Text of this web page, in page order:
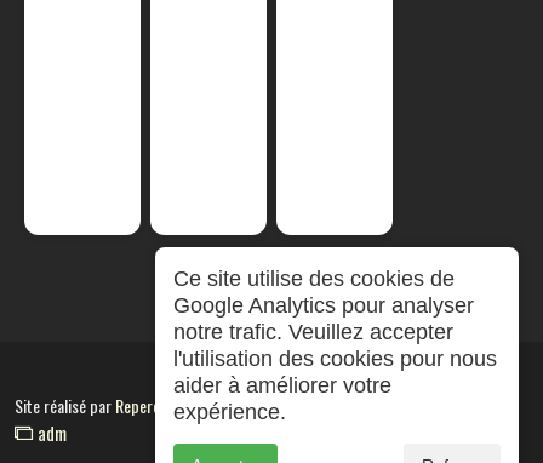
Site réalisé parRepereCom
adm
Ce site utilise des cookies de
Google Analytics pour analyser
notre trafic. Veuillez accepter
l'utilisation des cookies pour nous
aider à améliorer votre
expérience.